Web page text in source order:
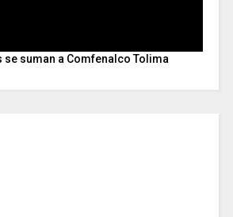
se suman a Comfenalco Tolima